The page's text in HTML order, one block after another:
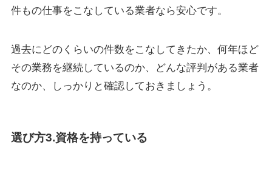
件もの仕事をこなしている業者なら安心です。
過去にどのくらいの件数をこなしてきたか、何年ほど
その業務を継続しているのか、どんな評判がある業者
なのか、しっかりと確認しておきましょう。
選び方3.資格を持っている